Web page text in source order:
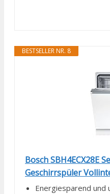
BESTSELLER NR. 8
Bosch SBH4ECX28E
Geschirrspüler
Energiesparend